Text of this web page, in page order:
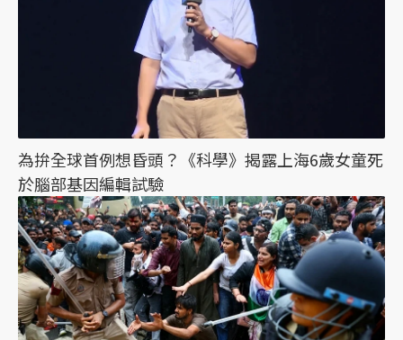
為拚全球首例想昏頭？《科學》揭露上海6歲女童死
於腦部基因編輯試驗